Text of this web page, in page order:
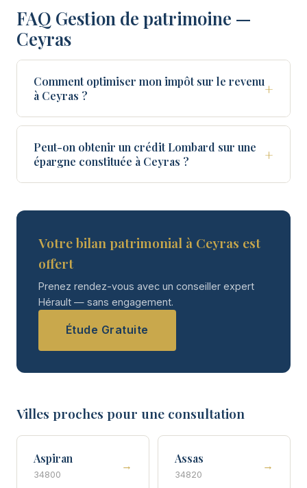
FAQ Gestion de patrimoine —
Ceyras
Comment optimiser mon impôt sur le revenu
à Ceyras ?
+
Peut-on obtenir un crédit Lombard sur une
épargne constituée à Ceyras ?
+
Votre bilan patrimonial à Ceyras est
offert
Prenez rendez-vous avec un conseiller expert
Hérault — sans engagement.
Étude Gratuite
Villes proches pour une consultation
Aspiran
34800
→
Assas
34820
→